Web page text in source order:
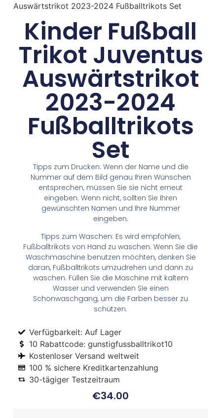
Auswärtstrikot 2023-2024 Fußballtrikots Set
Kinder Fußball
Trikot Juventus
Auswärtstrikot
2023-2024
Fußballtrikots
Set
Tipps zum Drucken: Wenn der Name und die
Nummer auf dem Bild genau Ihren Wünschen
entsprechen, müssen Sie sie nicht erneut
eingeben. Wenn nicht, sollten Sie Ihren
gewünschten Namen und Ihre Nummer
eingeben.
Tipps zum Waschen: Es wird empfohlen,
Fußballtrikots von Hand zu waschen. Wenn Sie die
Waschmaschine benutzen möchten, denken Sie
daran, Fußballtrikots umzudrehen und dann zu
waschen. Füllen Sie die Maschine mit kaltem
Wasser und verwenden Sie einen
Schonwaschgang, um die Farben besser zu
schützen.
Verfügbarkeit: Auf Lager
10 Rabattcode: gunstigfussballtrikot10
Kostenloser Versand weltweit
100 % sichere Kreditkartenzahlung
30-tägiger Testzeitraum
€34.00